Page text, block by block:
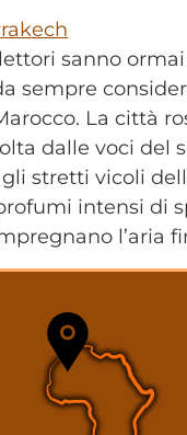
sanno
sempre
La città
dalle voci del
stretti vicoli
intensi di
l’aria